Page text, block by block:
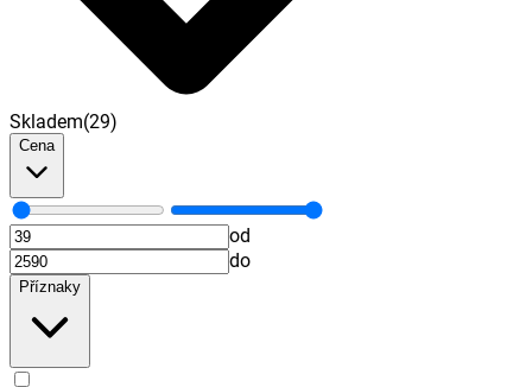
Skladem(29)
Cena
od
do
Příznaky